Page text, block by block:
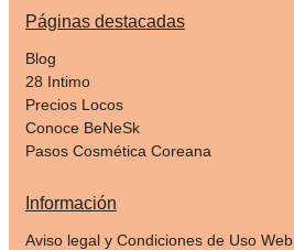
Páginas destacadas
Blog
28 Intimo
Precios Locos
Conoce BeNeSk
Pasos Cosmética Coreana
Información
Aviso legal y Condiciones de Uso Web